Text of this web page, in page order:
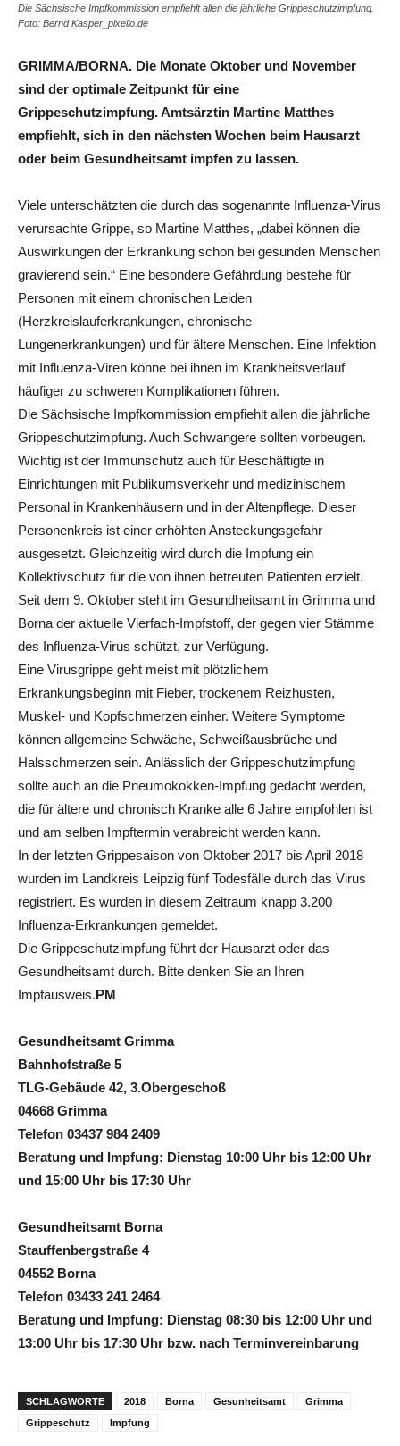
Die Sächsische Impfkommission empfiehlt allen die jährliche Grippeschutzimpfung.
Foto: Bernd Kasper_pixelio.de
GRIMMA/BORNA. Die Monate Oktober und November
sind der optimale Zeitpunkt für eine
Grippeschutzimpfung. Amtsärztin Martine Matthes
empfiehlt, sich in den nächsten Wochen beim Hausarzt
oder beim Gesundheitsamt impfen zu lassen.
Viele unterschätzten die durch das sogenannte Influenza-Virus
verursachte Grippe, so Martine Matthes, „dabei können die
Auswirkungen der Erkrankung schon bei gesunden Menschen
gravierend sein.“ Eine besondere Gefährdung bestehe für
Personen mit einem chronischen Leiden
(Herzkreislauferkrankungen, chronische
Lungenerkrankungen) und für ältere Menschen. Eine Infektion
mit Influenza-Viren könne bei ihnen im Krankheitsverlauf
häufiger zu schweren Komplikationen führen.
Die Sächsische Impfkommission empfiehlt allen die jährliche
Grippeschutzimpfung. Auch Schwangere sollten vorbeugen.
Wichtig ist der Immunschutz auch für Beschäftigte in
Einrichtungen mit Publikumsverkehr und medizinischem
Personal in Krankenhäusern und in der Altenpflege. Dieser
Personenkreis ist einer erhöhten Ansteckungsgefahr
ausgesetzt. Gleichzeitig wird durch die Impfung ein
Kollektivschutz für die von ihnen betreuten Patienten erzielt.
Seit dem 9. Oktober steht im Gesundheitsamt in Grimma und
Borna der aktuelle Vierfach-Impfstoff, der gegen vier Stämme
des Influenza-Virus schützt, zur Verfügung.
Eine Virusgrippe geht meist mit plötzlichem
Erkrankungsbeginn mit Fieber, trockenem Reizhusten,
Muskel- und Kopfschmerzen einher. Weitere Symptome
können allgemeine Schwäche, Schweißausbrüche und
Halsschmerzen sein. Anlässlich der Grippeschutzimpfung
sollte auch an die Pneumokokken-Impfung gedacht werden,
die für ältere und chronisch Kranke alle 6 Jahre empfohlen ist
und am selben Impftermin verabreicht werden kann.
In der letzten Grippesaison von Oktober 2017 bis April 2018
wurden im Landkreis Leipzig fünf Todesfälle durch das Virus
registriert. Es wurden in diesem Zeitraum knapp 3.200
Influenza-Erkrankungen gemeldet.
Die Grippeschutzimpfung führt der Hausarzt oder das
Gesundheitsamt durch. Bitte denken Sie an Ihren
Impfausweis.PM
Gesundheitsamt Grimma
Bahnhofstraße 5
TLG-Gebäude 42, 3.Obergeschoß
04668 Grimma
Telefon 03437 984 2409
Beratung und Impfung: Dienstag 10:00 Uhr bis 12:00 Uhr
und 15:00 Uhr bis 17:30 Uhr
Gesundheitsamt Borna
Stauffenbergstraße 4
04552 Borna
Telefon 03433 241 2464
Beratung und Impfung: Dienstag 08:30 bis 12:00 Uhr und
13:00 Uhr bis 17:30 Uhr bzw. nach Terminvereinbarung
SCHLAGWORTE 2018 Borna Gesunheitsamt
Grimma
Grippeschutz
Impfung